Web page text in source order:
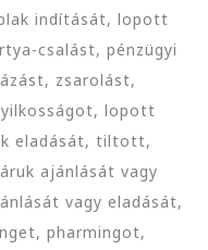
indítását, lopott
csalást, pénzügyi
zsarolást,
lopott
eladását, tiltott,
ajánlását vagy
vagy eladását,
pharmingot,